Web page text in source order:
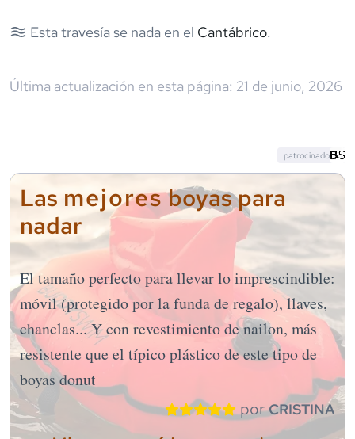
Esta travesía se nada en el Cantábrico.
Última actualización en esta página: 21 de junio, 2026
Las mejoresboyas para
nadar
El tamaño perfecto para llevar lo imprescindible:
móvil (protegido por la funda de regalo), llaves,
chanclas... Y con revestimiento de nailon, más
resistente que el típico plástico de este tipo de
boyas donut
porCRISTINA
patrocinado